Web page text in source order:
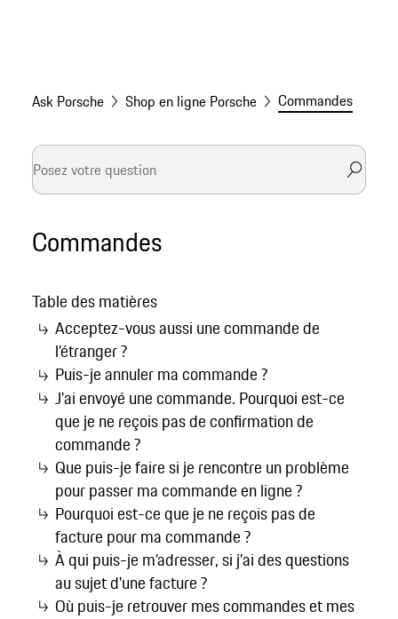
Ask Porsche Shop en ligne Porsche Commandes
Commandes
Table des matières
Acceptez-vous aussi une commande de
l’étranger ?
Puis-je annuler ma commande ?
J'ai envoyé une commande. Pourquoi est-ce
que je ne reçois pas de confirmation de
commande ?
Que puis-je faire si je rencontre un problème
pour passer ma commande en ligne ?
Pourquoi est-ce que je ne reçois pas de
facture pour ma commande ?
À qui puis-je m’adresser, si j'ai des questions
au sujet d'une facture ?
Où puis-je retrouver mes commandes et mes